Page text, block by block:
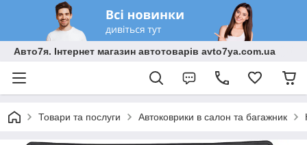
Авто7я. Інтернет магазин автотоварів avto7ya.com.ua
Товари та послуги Автоковрики в салон та багажник